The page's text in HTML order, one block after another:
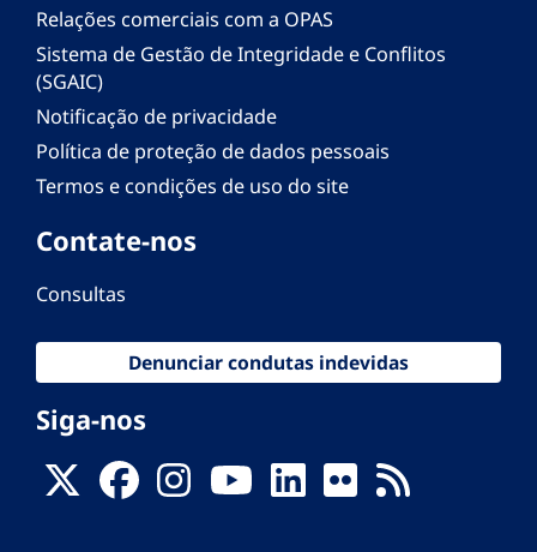
Relações comerciais com a OPAS
Sistema de Gestão de Integridade e Conflitos
(SGAIC)
Notificação de privacidade
Política de proteção de dados pessoais
Termos e condições de uso do site
Contate-nos
Consultas
Denunciar condutas indevidas
Siga-nos